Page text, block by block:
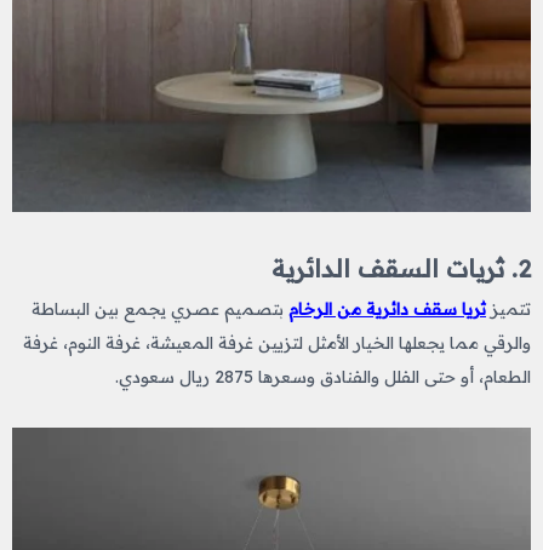
2. ثريات السقف الدائرية
تتميزثريا سقف دائرية من الرخام بتصميم عصري يجمع بين البساطة
والرقي مما يجعلها الخيار الأمثل لتزيين غرفة المعيشة، غرفة النوم، غرفة
الطعام، أو حتى الفلل والفنادق وسعرها 2875 ريال سعودي.